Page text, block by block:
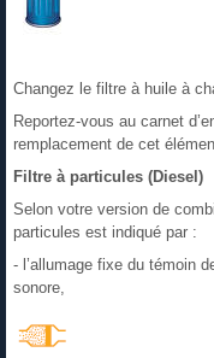
Changez le filtre à huile à
Reportez-vous au carnet
remplacement de cet
Filtre à particules (Diesel)
Selon votre version de
particules est indiqué par :
- l’allumage fixe du témoin
sonore,